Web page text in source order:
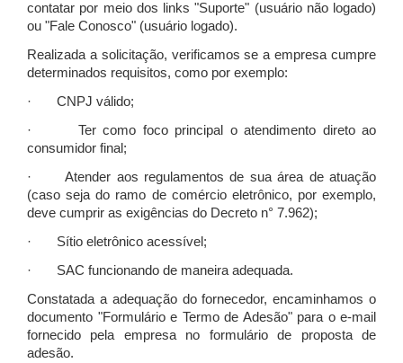
contatar por meio dos links "Suporte" (usuário não logado)
ou "Fale Conosco" (usuário logado).
Realizada a solicitação, verificamos se a empresa cumpre
determinados requisitos, como por exemplo:
· CNPJ válido;
· Ter como foco principal o atendimento direto ao
consumidor final;
· Atender aos regulamentos de sua área de atuação
(caso seja do ramo de comércio eletrônico, por exemplo,
deve cumprir as exigências do Decreto n° 7.962);
· Sítio eletrônico acessível;
· SAC funcionando de maneira adequada.
Constatada a adequação do fornecedor, encaminhamos o
documento "Formulário e Termo de Adesão" para o e-mail
fornecido pela empresa no formulário de proposta de
adesão.